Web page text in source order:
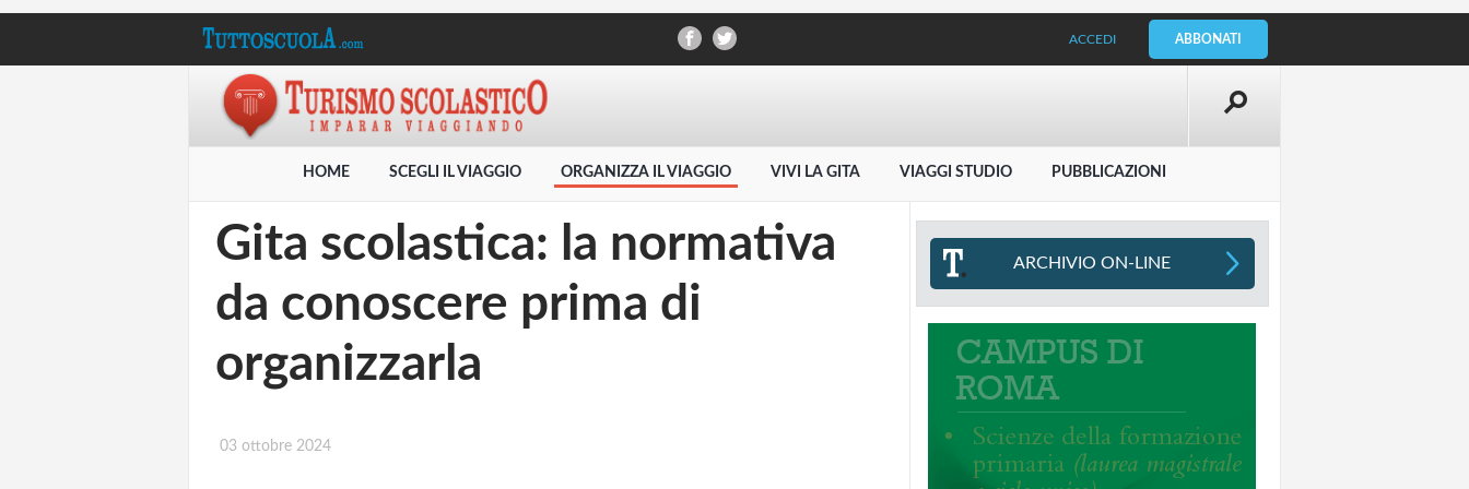
ACCEDI ABBONATI
HOME SCEGLI IL VIAGGIO ORGANIZZA IL VIAGGIO VIVI LA GITA VIAGGI STUDIO PUBBLICAZIONI
Gita scolastica: la normativa
da conoscere prima di
organizzarla
03 ottobre 2024
ARCHIVIO ON-LINE